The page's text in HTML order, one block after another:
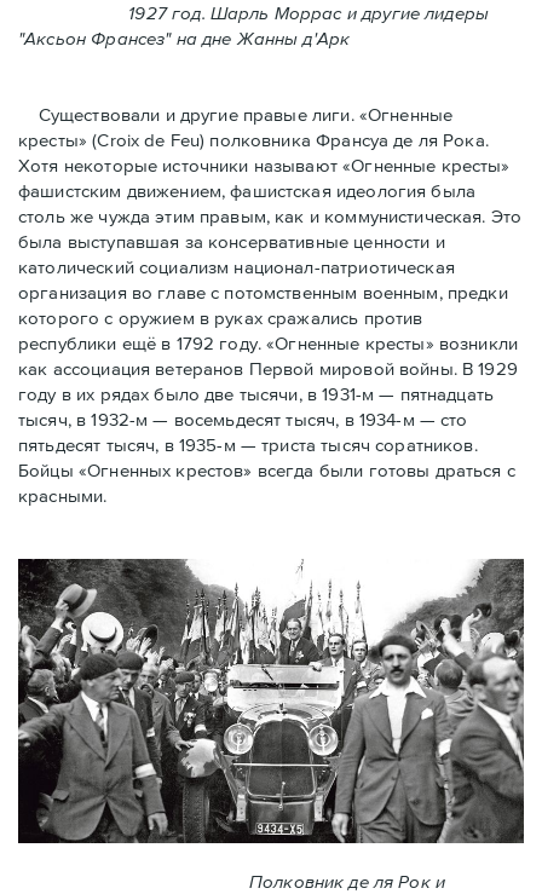
1927 год. Шарль Моррас и другие лидеры
"Аксьон Франсез" на дне Жанны д'Арк
Существовали и другие правые лиги. «Огненные
кресты» (Croix de Feu) полковника Франсуа де ля Рока.
Хотя некоторые источники называют «Огненные крeсты»
фашистским движением, фашистская идеология была
столь же чужда этим правым, как и коммунистическая. Это
была выступавшая за консервативные ценности и
католический социализм национал-патриотическая
организация во главе с потомственным военным, предки
которого с оружием в руках сражались против
республики ещё в 1792 году. «Огненные кресты» возникли
как ассоциация ветеранов Первой мировой войны. В 1929
году в их рядах было две тысячи, в 1931-м — пятнадцать
тысяч, в 1932-м — восемьдесят тысяч, в 1934-м — сто
пятьдесят тысяч, в 1935-м — триста тысяч соратников.
Бойцы «Огненных крестов» всегда были готовы драться с
красными.
Полковник де ля Рок и